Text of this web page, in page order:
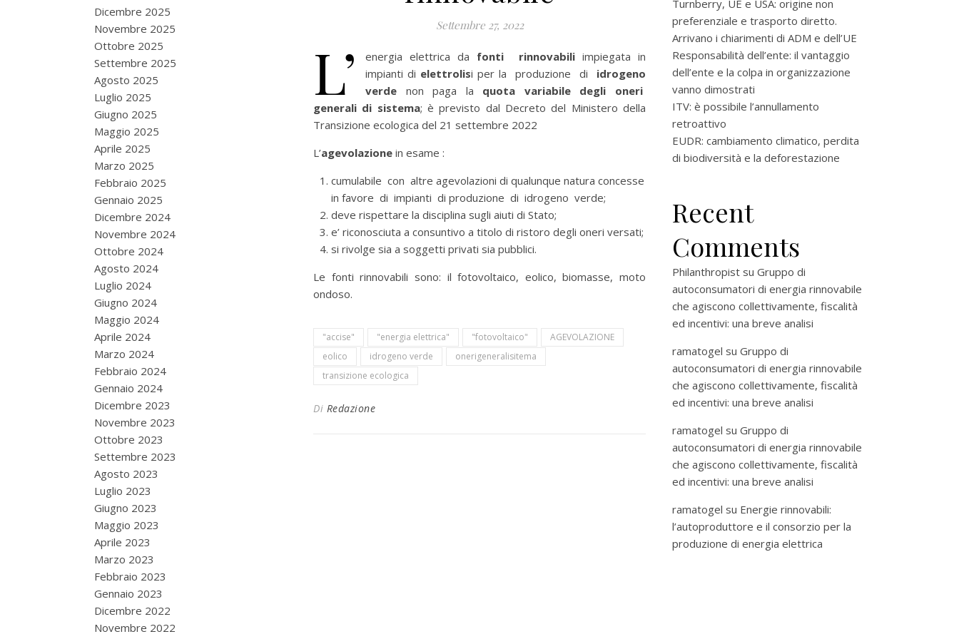
Dicembre 2025
Novembre 2025
Ottobre 2025
Settembre 2025
Agosto 2025
Luglio 2025
Giugno 2025
Maggio 2025
Aprile 2025
Marzo 2025
Febbraio 2025
Gennaio 2025
Dicembre 2024
Novembre 2024
Ottobre 2024
Agosto 2024
Luglio 2024
Giugno 2024
Maggio 2024
Aprile 2024
Marzo 2024
Febbraio 2024
Gennaio 2024
Dicembre 2023
Novembre 2023
Ottobre 2023
Settembre 2023
Agosto 2023
Luglio 2023
Giugno 2023
Maggio 2023
Aprile 2023
Marzo 2023
Febbraio 2023
Gennaio 2023
Dicembre 2022
Novembre 2022
Settembre 27, 2022
L’ energia elettrica da fonti rinnovabiliimpiegata in
impianti di elettrolisi per la produzione di idrogeno
verde non paga la quota variabile degli oneri
generali di sistema; è previsto dal Decreto del Ministero della
Transizione ecologica del 21 settembre 2022
L’agevolazione in esame :
cumulabile con altre agevolazioni di qualunque natura concesse
in favore di impianti di produzione di idrogeno verde;
deve rispettare la disciplina sugli aiuti di Stato;
e’ riconosciuta a consuntivo a titolo di ristoro degli oneri versati;
si rivolge sia a soggetti privati sia pubblici.
Le fonti rinnovabili sono: il fotovoltaico, eolico, biomasse, moto
ondoso.
"accise" "energia elettrica" "fotovoltaico"
AGEVOLAZIONE
eolico
idrogeno verde
onerigeneralisitema
transizione ecologica
Di Redazione
Turnberry, UE e USA: origine non
preferenziale e trasporto diretto.
Arrivano i chiarimenti di ADM e dell’UE
Responsabilità dell’ente: il vantaggio
dell’ente e la colpa in organizzazione
vanno dimostrati
ITV: è possibile l’annullamento
retroattivo
EUDR: cambiamento climatico, perdita
di biodiversità e la deforestazione
Recent
Comments
Philanthropist su Gruppo di
autoconsumatori di energia rinnovabile
che agiscono collettivamente, fiscalità
ed incentivi: una breve analisi
ramatogel su Gruppo di
autoconsumatori di energia rinnovabile
che agiscono collettivamente, fiscalità
ed incentivi: una breve analisi
ramatogel su Gruppo di
autoconsumatori di energia rinnovabile
che agiscono collettivamente, fiscalità
ed incentivi: una breve analisi
ramatogel su Energie rinnovabili:
l’autoproduttore e il consorzio per la
produzione di energia elettrica